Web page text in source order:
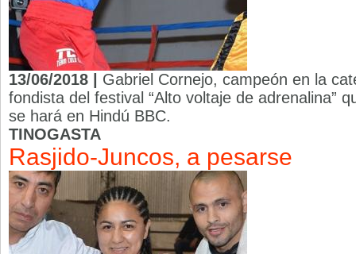
13/06/2018 | Gabriel Cornejo, campeón en la
fondista del festival “Alto voltaje de adrenalina”
se hará en Hindú BBC.
TINOGASTA
Rasjido-Juncos, a pesarse